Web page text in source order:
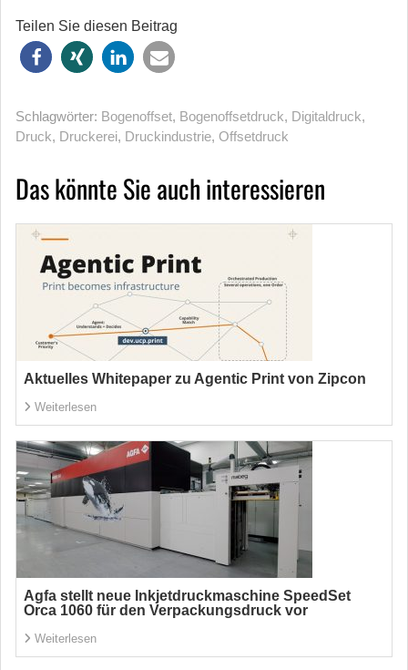
Teilen Sie diesen Beitrag
Schlagwörter: Bogenoffset, Bogenoffsetdruck, Digitaldruck,
Druck, Druckerei, Druckindustrie, Offsetdruck
Das könnte Sie auch interessieren
Aktuelles Whitepaper zu Agentic Print von Zipcon
Weiterlesen
Agfa stellt neue Inkjetdruckmaschine SpeedSet
Orca 1060 für den Verpackungsdruck vor
Weiterlesen